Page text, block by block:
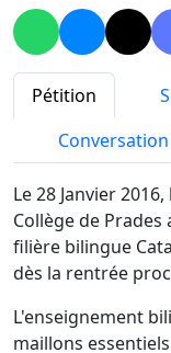
Pétition
Conversation
Le 28 Janvier
Collège de
filière bilingue
dès la rentrée
L'enseignement
maillons